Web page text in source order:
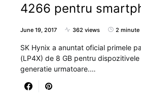
4266 pentru
June 19, 2017 362 views 2 minute
SK Hynix a anuntat oficial primele
(LP4X) de 8 GB pentru
generatie urmatoare.…